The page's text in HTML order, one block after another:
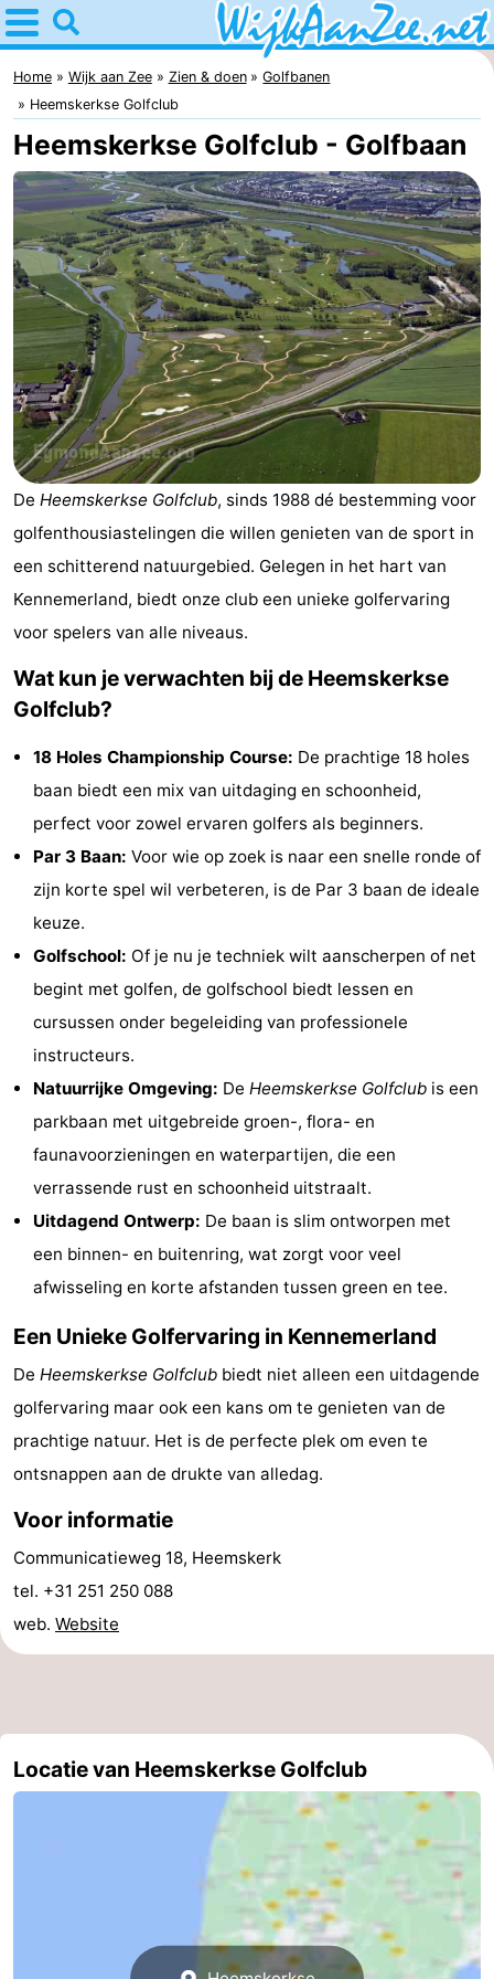
Home
Wijk
aan
Zee
Tips
Voor
kinderen
Overnachten
Appartementen
Campings
Hotels
Vakantiehuizen
Last
minutes
Strand
Zien
doen
Bezienswaardigheden
-
Musea
-
Uitkijkpunten
Attracties
Speeltuinen
Binnenspeeltuinen
Wellness
centra
Dorpen
Steden
Natuur
Sporten
Zwembaden
Fietsen
-
Wandelen
en
drinken
Evenementen
Praktisch
Forum
Route
-
Parkeren
Reisboekenwinkel
adressen
Regio
Home Wijk aan Zee Zien & doen
Golfbanen
Heemskerkse Golfclub
Heemskerkse Golfclub - Golfbaan
De Heemskerkse Golfclub, sinds 1988 dé bestemming voor
golfenthousiastelingen die willen genieten van de sport in
een schitterend natuurgebied. Gelegen in het hart van
Kennemerland, biedt onze club een unieke golfervaring
voor spelers van alle niveaus.
Wat kun je verwachten bij de Heemskerkse
Golfclub?
18 Holes Championship Course: De prachtige 18 holes
baan biedt een mix van uitdaging en schoonheid,
perfect voor zowel ervaren golfers als beginners.
Par 3 Baan: Voor wie op zoek is naar een snelle ronde of
zijn korte spel wil verbeteren, is de Par 3 baan de ideale
keuze.
Golfschool: Of je nu je techniek wilt aanscherpen of net
begint met golfen, de golfschool biedt lessen en
cursussen onder begeleiding van professionele
instructeurs.
Natuurrijke Omgeving: De Heemskerkse Golfclub is een
parkbaan met uitgebreide groen-, flora- en
faunavoorzieningen en waterpartijen, die een
verrassende rust en schoonheid uitstraalt.
Uitdagend Ontwerp: De baan is slim ontworpen met
een binnen- en buitenring, wat zorgt voor veel
afwisseling en korte afstanden tussen green en tee.
Een Unieke Golfervaring in Kennemerland
De Heemskerkse Golfclub biedt niet alleen een uitdagende
golfervaring maar ook een kans om te genieten van de
prachtige natuur. Het is de perfecte plek om even te
ontsnappen aan de drukte van alledag.
Voor informatie
Communicatieweg 18, Heemskerk
tel. +31 251 250 088
web. Website
Locatie van Heemskerkse Golfclub